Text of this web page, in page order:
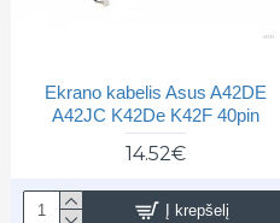
Ekrano kabelis Asus A42DE
A42JC K42De K42F 40pin
14.52€
Į krepšelį